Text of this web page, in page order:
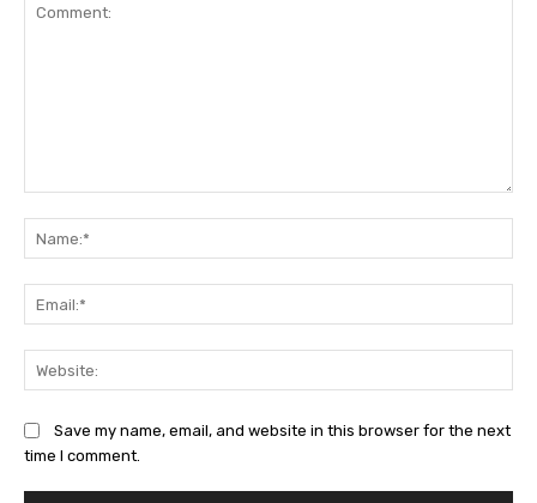
Save my name, email, and website in this browser for the next
time I comment.